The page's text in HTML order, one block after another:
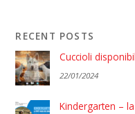
RECENT POSTS
Cuccioli
22/01/2024
Kindergarten –